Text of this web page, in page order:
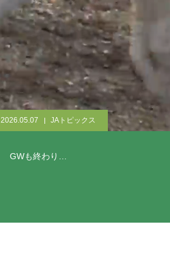
2026.05.07 JAトピックス
GWも終わり…